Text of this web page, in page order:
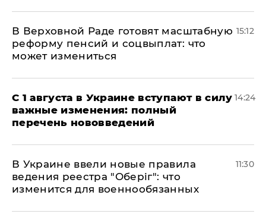
В Верховной Раде готовят масштабную
реформу пенсий и соцвыплат: что
может измениться
15:12
С 1 августа в Украине вступают в силу
важные изменения: полный
перечень нововведений
14:24
В Украине ввели новые правила
ведения реестра "Оберіг": что
изменится для военнообязанных
11:30